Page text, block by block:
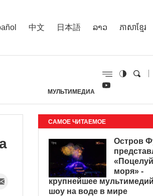
中文 日本語 ລາວ ភាសាខ្មែរ
МУЛЬТИМЕДИА
САМОЕ ЧИТАЕМОЕ
Остров
«Поцелуй
моря» -
крупнейшее
шоу на воде в мире